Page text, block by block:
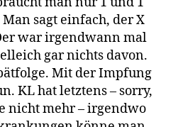
sagt einfach, der X
war irgendwann mal
gar nichts davon.
Mit der Impfung
KL hat letztens – sorry,
nicht mehr – irgendwo